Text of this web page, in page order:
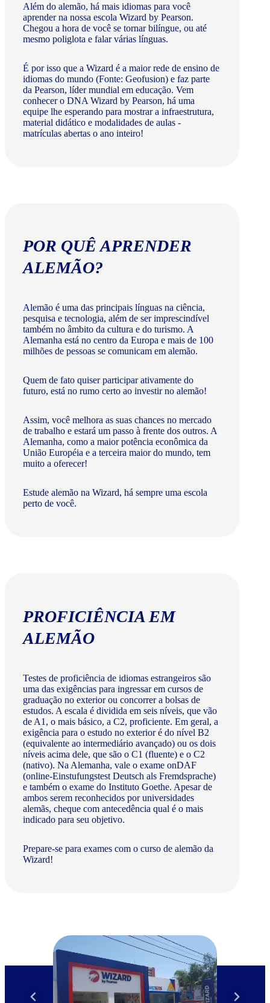
Além do alemão, há mais idiomas para você
aprender na nossa escola Wizard by Pearson.
Chegou a hora de você se tornar bilíngue, ou até
mesmo poliglota e falar várias línguas.
É por isso que a Wizard é a maior rede de ensino de
idiomas do mundo (Fonte: Geofusion) e faz parte
da Pearson, líder mundial em educação. Vem
conhecer o DNA Wizard by Pearson, há uma
equipe lhe esperando para mostrar a infraestrutura,
material didático e modalidades de aulas -
matrículas abertas o ano inteiro!
POR QUÊ APRENDER
ALEMÃO?
Alemão é uma das principais línguas na ciência,
pesquisa e tecnologia, além de ser imprescindível
também no âmbito da cultura e do turismo. A
Alemanha está no centro da Europa e mais de 100
milhões de pessoas se comunicam em alemão.
Quem de fato quiser participar ativamente do
futuro, está no rumo certo ao investir no alemão!
Assim, você melhora as suas chances no mercado
de trabalho e estará um passo à frente dos outros. A
Alemanha, como a maior potência econômica da
União Européia e a terceira maior do mundo, tem
muito a oferecer!​
Estude alemão na Wizard, há sempre uma escola
perto de você.
PROFICIÊNCIA EM
ALEMÃO
Testes de proficiência de idiomas estrangeiros são
uma das exigências para ingressar em cursos de
graduação no exterior ou concorrer a bolsas de
estudos. A escala é dividida em seis níveis, que vão
de A1, o mais básico, a C2, proficiente. Em geral, a
exigência para o estudo no exterior é do nível B2
(equivalente ao intermediário avançado) ou os dois
níveis acima dele, que são o C1 (fluente) e o C2
(nativo). Na Alemanha, vale o exame onDAF
(online-Einstufungstest Deutsch als Fremdsprache)
e também o exame do Instituto Goethe. Apesar de
ambos serem reconhecidos por universidades
alemãs, cheque com antecedência qual é o mais
indicado para seu objetivo.
Prepare-se para exames com o curso de alemão da
Wizard!